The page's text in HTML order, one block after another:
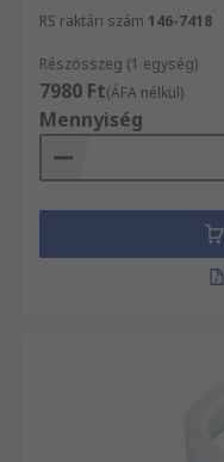
RS raktári szám 146-7418
Részösszeg (1 egység)
7980 Ft(ÁFA nélkül)
Mennyiség